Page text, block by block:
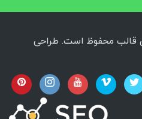
قالب محفوظ است. طراحی